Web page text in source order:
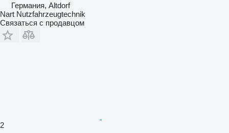
Германия, Altdorf
Nart Nutzfahrzeugtechnik
Связаться с продавцом
2